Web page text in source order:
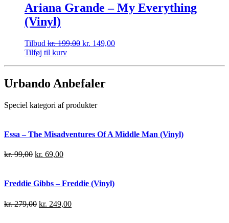
Ariana Grande – My Everything
(Vinyl)
Tilbud kr.199,00 kr. 149,00
Tilføj til kurv
Urbando Anbefaler
Speciel kategori af produkter
Essa – The Misadventures Of A Middle Man (Vinyl)
kr.99,00 kr. 69,00
Freddie Gibbs – Freddie (Vinyl)
kr.279,00 kr. 249,00